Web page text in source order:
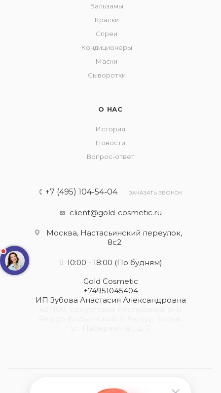
Бальзамы
Краски
Спреи
Кондиционеры
Маски
Сыворотки
О НАС
История
Новости
Вопрос-ответ
+7 (495) 104-54-04 ЗАКАЗАТЬ ЗВОНОК
client@gold-cosmetic.ru
Москва, Настасьинский переулок,
8с2
10:00 - 18:00 (По будням)
Gold Cosmetic
+74951045404
ИП Зубова Анастасия Александровна